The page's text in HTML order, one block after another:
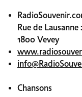
Rue de Lausanne
1800 Vevey
Chansons